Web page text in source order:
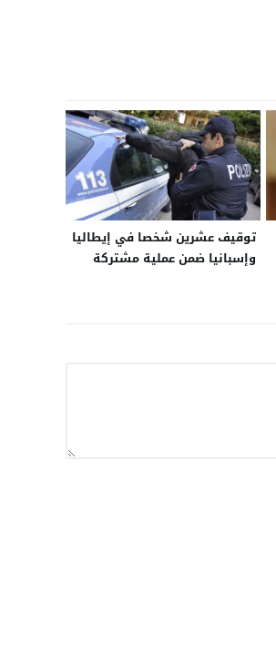
توقيف عشرين شخصا في إيطاليا
وإسبانيا ضمن عملية مشتركة